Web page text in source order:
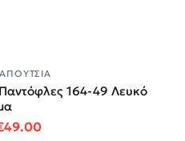
164-49 Λευκό
price was: €69.00.
49.00Η τρέχουσα τιμή